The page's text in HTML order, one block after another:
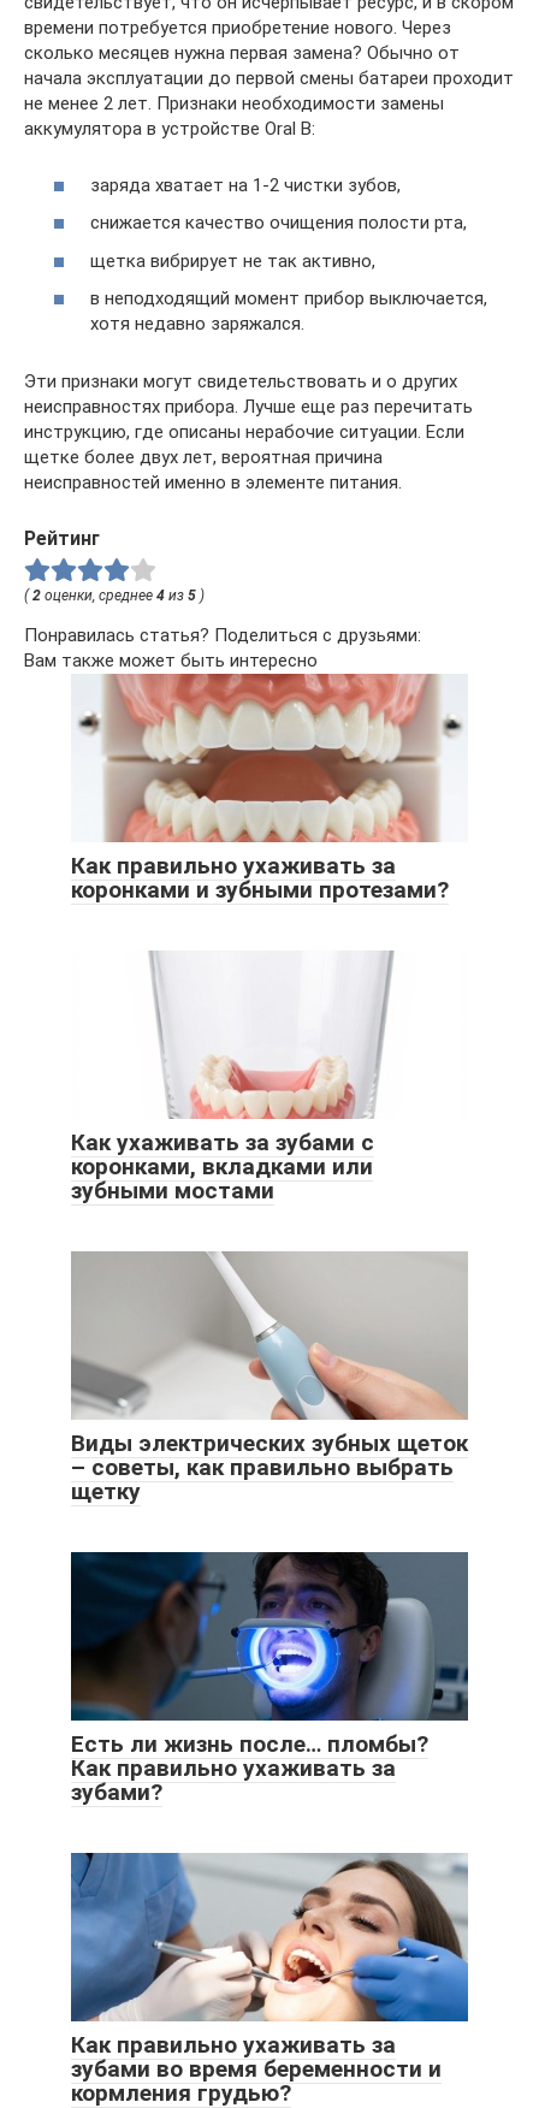
времени потребуется приобретение нового. Через
сколько месяцев нужна первая замена? Обычно от
начала эксплуатации до первой смены батареи проходит
не менее 2 лет. Признаки необходимости замены
аккумулятора в устройстве Oral B:
заряда хватает на 1-2 чистки зубов,
снижается качество очищения полости рта,
щетка вибрирует не так активно,
в неподходящий момент прибор выключается,
хотя недавно заряжался.
Эти признаки могут свидетельствовать и о других
неисправностях прибора. Лучше еще раз перечитать
инструкцию, где описаны нерабочие ситуации. Если
щетке более двух лет, вероятная причина
неисправностей именно в элементе питания.
Рейтинг
(2 оценки, среднее 4 из 5 )
Понравилась статья? Поделиться с друзьями:
Вам также может быть интересно
Как правильно ухаживать за
коронками и зубными протезами?
Как ухаживать за зубами с
коронками, вкладками или
зубными мостами
Виды электрических зубных щеток
– советы, как правильно выбрать
щетку
Есть ли жизнь после… пломбы?
Как правильно ухаживать за
зубами?
Как правильно ухаживать за
зубами во время беременности и
кормления грудью?